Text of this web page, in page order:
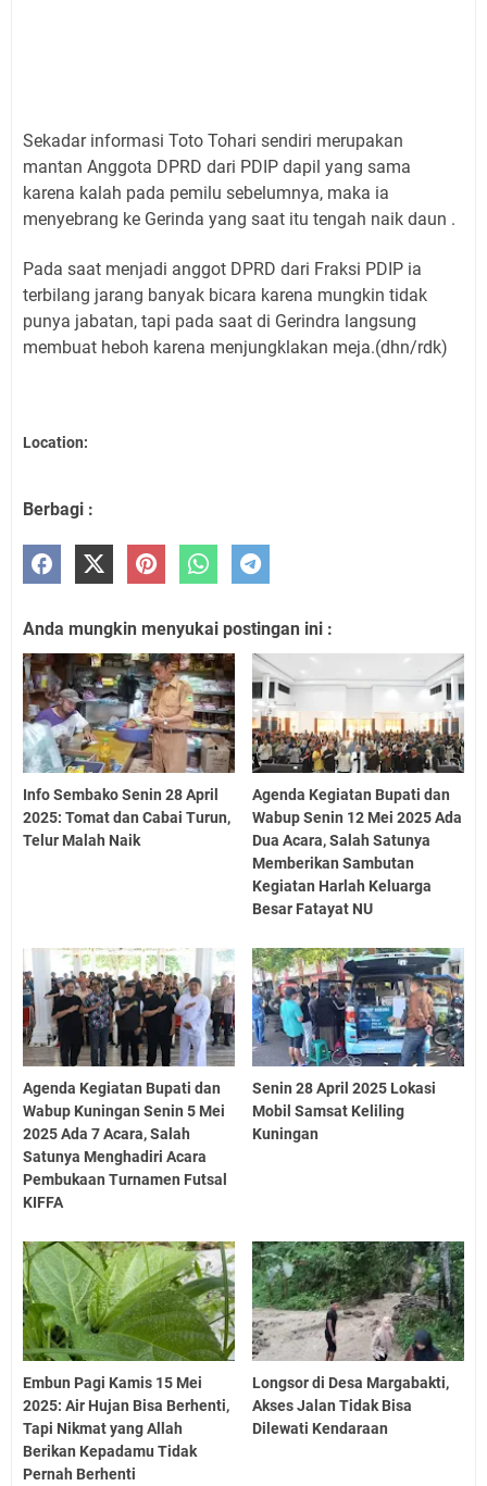
Sekadar informasi Toto Tohari sendiri merupakan
mantan Anggota DPRD dari PDIP dapil yang sama
karena kalah pada pemilu sebelumnya, maka ia
menyebrang ke Gerinda yang saat itu tengah naik daun .
Pada saat menjadi anggot DPRD dari Fraksi PDIP ia
terbilang jarang banyak bicara karena mungkin tidak
punya jabatan, tapi pada saat di Gerindra langsung
membuat heboh karena menjungklakan meja.(dhn/rdk)
Location:
Berbagi :
Anda mungkin menyukai postingan ini :
Info Sembako Senin 28 April
2025: Tomat dan Cabai Turun,
Telur Malah Naik
Agenda Kegiatan Bupati dan
Wabup Senin 12 Mei 2025 Ada
Dua Acara, Salah Satunya
Memberikan Sambutan
Kegiatan Harlah Keluarga
Besar Fatayat NU
Agenda Kegiatan Bupati dan
Wabup Kuningan Senin 5 Mei
2025 Ada 7 Acara, Salah
Satunya Menghadiri Acara
Pembukaan Turnamen Futsal
KIFFA
Senin 28 April 2025 Lokasi
Mobil Samsat Keliling
Kuningan
Embun Pagi Kamis 15 Mei
2025: Air Hujan Bisa Berhenti,
Tapi Nikmat yang Allah
Berikan Kepadamu Tidak
Pernah Berhenti
Longsor di Desa Margabakti,
Akses Jalan Tidak Bisa
Dilewati Kendaraan